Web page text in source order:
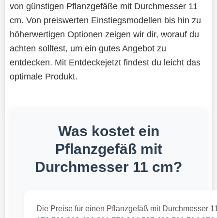
von günstigen Pflanzgefäße mit Durchmesser 11
cm. Von preiswerten Einstiegsmodellen bis hin zu
höherwertigen Optionen zeigen wir dir, worauf du
achten solltest, um ein gutes Angebot zu
entdecken. Mit Entdeckejetzt findest du leicht das
optimale Produkt.
Was kostet ein
Pflanzgefäß mit
Durchmesser 11 cm?
Die Preise für einen Pflanzgefäß mit Durchmesser